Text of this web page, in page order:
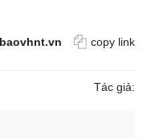
copy link
Tác giả: